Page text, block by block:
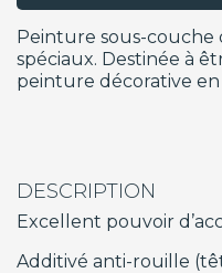
Peinture sous-couche
spéciaux. Destinée à
peinture décorative
DESCRIPTION
Excellent pouvoir
Additivé anti-rouille